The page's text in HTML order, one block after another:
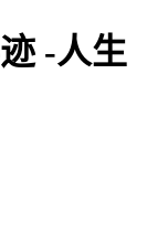
-人生